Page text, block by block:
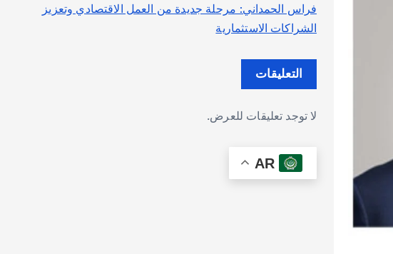
فراس الحمداني: مرحلة جديدة من العمل الاقتصادي وتعزيز
الشراكات الاستثمارية
التعليقات
لا توجد تعليقات للعرض.
AR